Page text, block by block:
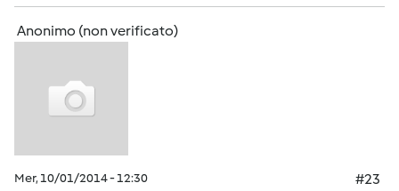
Anonimo (non verificato)
Mer, 10/01/2014 - 12:30
#23